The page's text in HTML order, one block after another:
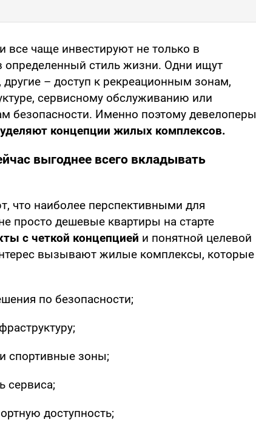
все чаще инвестируют не только в
определенный стиль жизни. Одни ищут
другие – доступ к рекреационным зонам,
сервисному обслуживанию или
безопасности. Именно поэтому девелоперы
уделяют концепции жилых комплексов.
выгоднее всего вкладывать
что наиболее перспективными для
просто дешевые квартиры на старте
с четкой концепцией и понятной целевой
вызывают жилые комплексы, которые
по безопасности;
спортивные зоны;
сервиса;
доступность;